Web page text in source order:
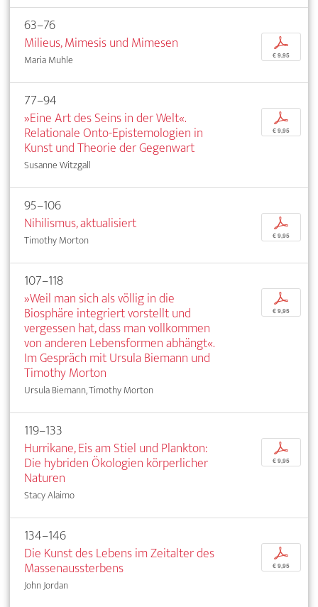
63–76
Milieus, Mimesis und Mimesen
Maria Muhle
p
€ 9,95
77–94
»Eine Art des Seins in der Welt«.
Relationale Onto-Epistemologien in
Kunst und Theorie der Gegenwart
Susanne Witzgall
p
€ 9,95
95–106
Nihilismus, aktualisiert
Timothy Morton
p
€ 9,95
107–118
»Weil man sich als völlig in die
Biosphäre integriert vorstellt und
vergessen hat, dass man vollkommen
von anderen Lebensformen abhängt«.
Im Gespräch mit Ursula Biemann und
Timothy Morton
Ursula Biemann, Timothy Morton
p
€ 9,95
119–133
Hurrikane, Eis am Stiel und Plankton:
Die hybriden Ökologien körperlicher
Naturen
Stacy Alaimo
p
€ 9,95
134–146
Die Kunst des Lebens im Zeitalter des
Massenaussterbens
John Jordan
p
€ 9,95